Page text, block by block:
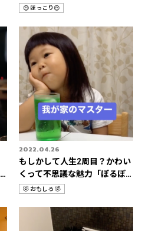
選✈️
カ
テ
リ
😌 ほっこり😌
2022.04.26
もしかして人生2周目？かわい
くって不思議な魅力「ぽるぽ
るちゃん🦖🍡」
カ
テ
🤣 おもしろ 🤣